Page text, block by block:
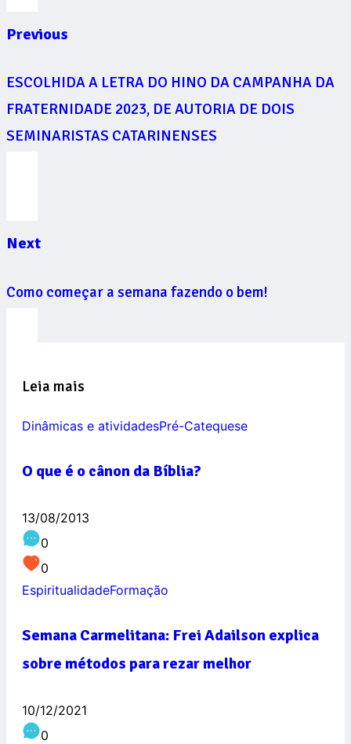
Previous
ESCOLHIDA A LETRA DO HINO DA CAMPANHA DA
FRATERNIDADE 2023, DE AUTORIA DE DOIS
SEMINARISTAS CATARINENSES
Next
Como começar a semana fazendo o bem!
Leia mais
Dinâmicas e atividadesPré-Catequese
O que é o cânon da Bíblia?
13/08/2013
0
0
EspiritualidadeFormação
Semana Carmelitana: Frei Adailson explica
sobre métodos para rezar melhor
10/12/2021
0